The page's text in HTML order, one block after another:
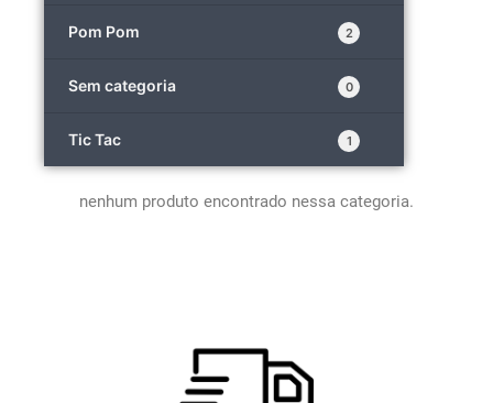
Pom Pom 2
Sem categoria 0
Tic Tac 1
nenhum produto encontrado nessa categoria.